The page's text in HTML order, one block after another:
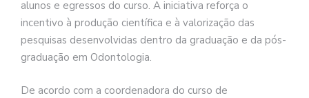
alunos e egressos do curso. A iniciativa reforça o
incentivo à produção científica e à valorização das
pesquisas desenvolvidas dentro da graduação e da pós-
graduação em Odontologia.
De acordo com a coordenadora do curso de